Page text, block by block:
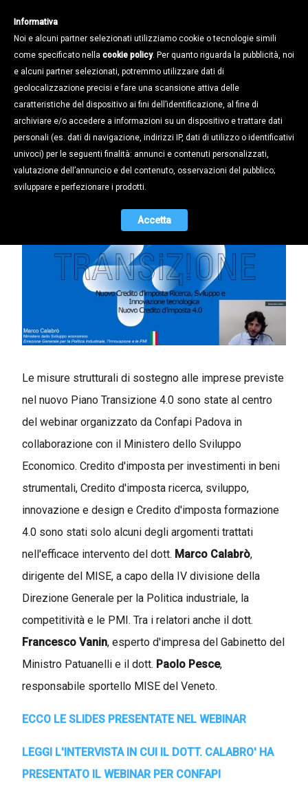
Eventi e webinar /
7 miliardi per le PMI a disposizione
col piano Transizione 4.0: ecco come
ottenerli
15.07.2020
Le misure strutturali di sostegno alle imprese previste
nel nuovo Piano Transizione 4.0 sono state al centro
del webinar organizzato da Confapi Padova in
collaborazione con il Ministero dello Sviluppo
Economico. Credito d'imposta per investimenti in beni
strumentali, Credito d'imposta ricerca, sviluppo,
innovazione e design e Credito d'imposta formazione
4.0 sono stati solo alcuni degli argomenti trattati
nell'efficace intervento del dott. Marco Calabrò,
dirigente del MISE, a capo della IV divisione della
Direzione Generale per la Politica industriale, la
competitività e le PMI. Tra i relatori anche il dott.
Francesco Vanin, esperto d'impresa del Gabinetto del
Ministro Patuanelli e il dott. Paolo Pesce,
responsabile sportello MISE del Veneto.
ECCO LE SLIDES PRESENTATE NEL WEBINAR
LEGGI L'INTERVISTA IN CUI IL DOTT. CALABRO' HA
PRESENTATO IL WEBINAR PER CONFAPI
Informativa
Noi e alcuni partner selezionati utilizziamo cookie o tecnologie simili
come specificato nella cookie policy. Per quanto riguarda la pubblicità, noi
e alcuni partner selezionati, potremmo utilizzare dati di
geolocalizzazione precisi e fare una scansione attiva delle
caratteristiche del dispositivo ai fini dell’identificazione, al fine di
archiviare e/o accedere a informazioni su un dispositivo e trattare dati
personali (es. dati di navigazione, indirizzi IP, dati di utilizzo o identificativi
univoci) per le seguenti finalità: annunci e contenuti personalizzati,
valutazione dell’annuncio e del contenuto, osservazioni del pubblico;
sviluppare e perfezionare i prodotti.
Accetta